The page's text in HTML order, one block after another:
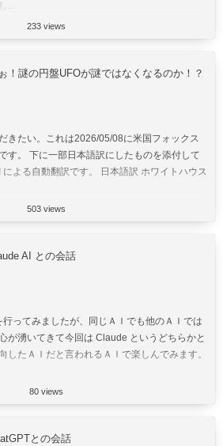
...
233 views
！謎の円盤UFOが謎ではなくなるのか！？
きたい。これは2026/05/08に米国フォックス
す。 下に一部日本語訳にしたものを添付して
による自動翻訳です。 日本語訳 ホワイトハウス
503 views
AI との会話
ってみましたが、同じＡＩでも他のＡＩでは
が湧いてきて今回は Claude というどちらかと
したＡＩだと言われるＡＩで楽しんでみます。
80 views
との会話